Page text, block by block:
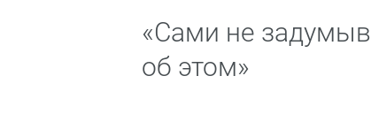
«Сами не
об этом»